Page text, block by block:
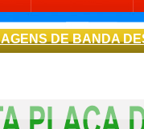
DE BANDA